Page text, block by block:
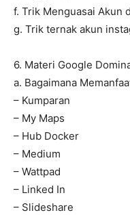
f. Trik Menguasai Akun
g. Trik ternak akun
6. Materi Google
a. Bagaimana
– Kumparan
– My Maps
– Hub Docker
– Medium
– Wattpad
– Linked In
– Slideshare